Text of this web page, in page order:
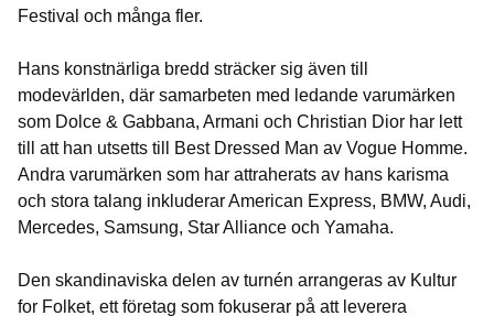
Festival och många fler.
Hans konstnärliga bredd sträcker sig även till
modevärlden, där samarbeten med ledande varumärken
som Dolce & Gabbana, Armani och Christian Dior har lett
till att han utsetts till Best Dressed Man av Vogue Homme.
Andra varumärken som har attraherats av hans karisma
och stora talang inkluderar American Express, BMW, Audi,
Mercedes, Samsung, Star Alliance och Yamaha.
Den skandinaviska delen av turnén arrangeras av Kultur
for Folket, ett företag som fokuserar på att leverera